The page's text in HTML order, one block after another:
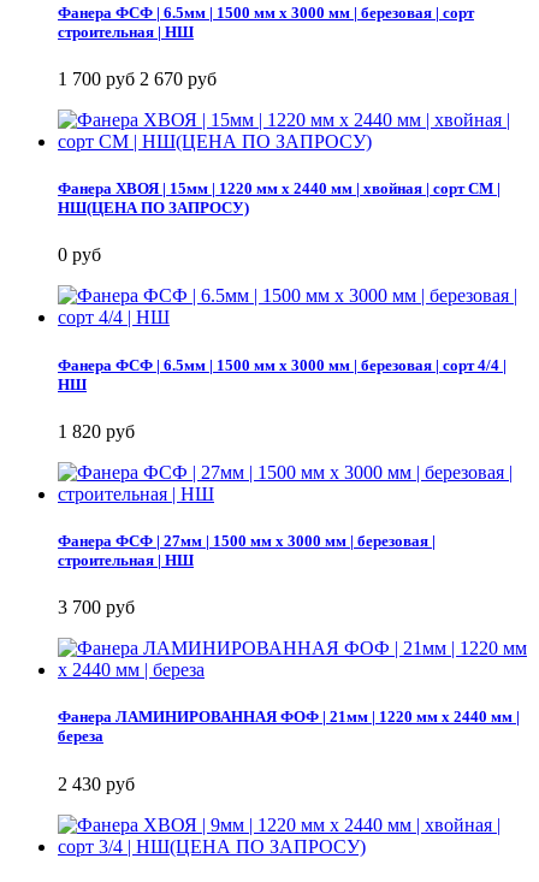
Фанера ФСФ | 6.5мм | 1500 мм х 3000 мм | березовая | сорт
строительная | НШ
1 700 руб 2 670 руб
Фанера ХВОЯ | 15мм | 1220 мм х 2440 мм | хвойная | сорт СМ |
НШ(ЦЕНА ПО ЗАПРОСУ)
0 руб
Фанера ФСФ | 6.5мм | 1500 мм х 3000 мм | березовая | сорт 4/4 |
НШ
1 820 руб
Фанера ФСФ | 27мм | 1500 мм х 3000 мм | березовая |
строительная | НШ
3 700 руб
Фанера ЛАМИНИРОВАННАЯ ФОФ | 21мм | 1220 мм х 2440 мм |
береза
2 430 руб